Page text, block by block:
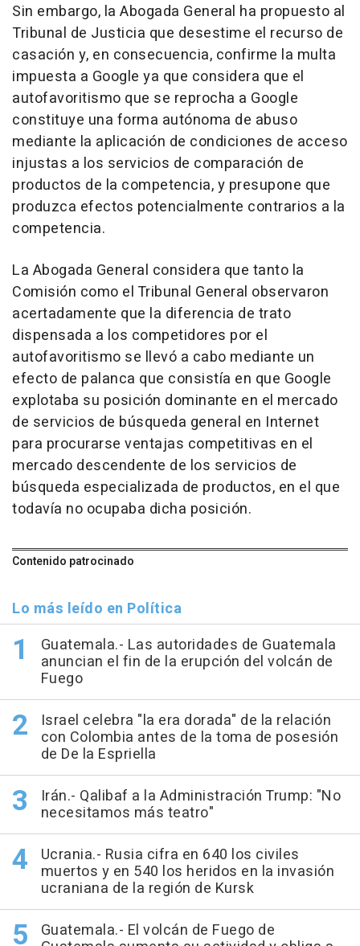
Sin embargo, la Abogada General ha propuesto al
Tribunal de Justicia que desestime el recurso de
casación y, en consecuencia, confirme la multa
impuesta a Google ya que considera que el
autofavoritismo que se reprocha a Google
constituye una forma autónoma de abuso
mediante la aplicación de condiciones de acceso
injustas a los servicios de comparación de
productos de la competencia, y presupone que
produzca efectos potencialmente contrarios a la
competencia.
La Abogada General considera que tanto la
Comisión como el Tribunal General observaron
acertadamente que la diferencia de trato
dispensada a los competidores por el
autofavoritismo se llevó a cabo mediante un
efecto de palanca que consistía en que Google
explotaba su posición dominante en el mercado
de servicios de búsqueda general en Internet
para procurarse ventajas competitivas en el
mercado descendente de los servicios de
búsqueda especializada de productos, en el que
todavía no ocupaba dicha posición.
Contenido patrocinado
Lo más leído en Política
Guatemala.- Las autoridades de Guatemala
anuncian el fin de la erupción del volcán de
Fuego
Israel celebra "la era dorada" de la relación
con Colombia antes de la toma de posesión
de De la Espriella
Irán.- Qalibaf a la Administración Trump: "No
necesitamos más teatro"
Ucrania.- Rusia cifra en 640 los civiles
muertos y en 540 los heridos en la invasión
ucraniana de la región de Kursk
Guatemala.- El volcán de Fuego de